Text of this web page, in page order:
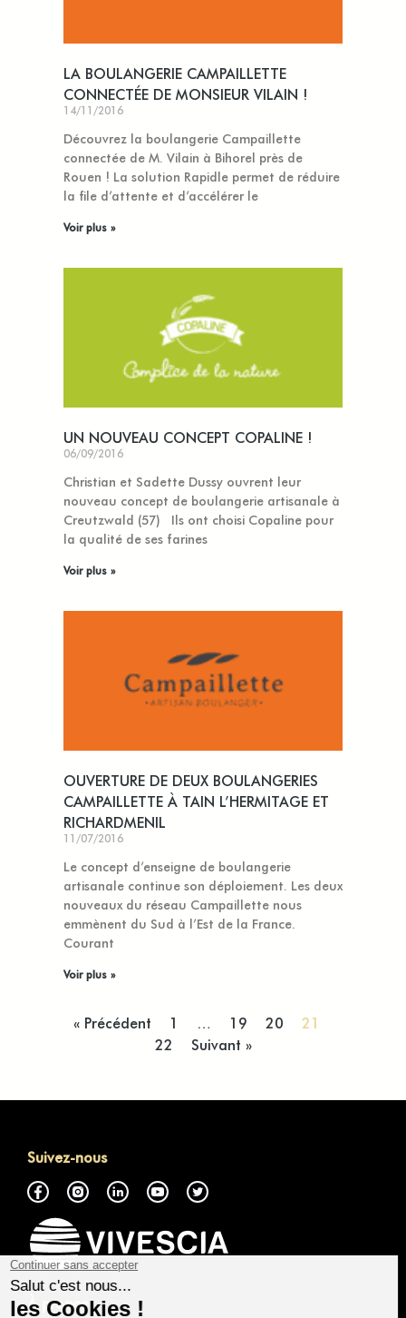
LA BOULANGERIE CAMPAILLETTE
CONNECTÉE DE MONSIEUR VILAIN !
14/11/2016
Découvrez la boulangerie Campaillette
connectée de M. Vilain à Bihorel près de
Rouen ! La solution Rapidle permet de réduire
la file d’attente et d’accélérer le
Voir plus »
UN NOUVEAU CONCEPT COPALINE !
06/09/2016
Christian et Sadette Dussy ouvrent leur
nouveau concept de boulangerie artisanale à
Creutzwald (57) Ils ont choisi Copaline pour
la qualité de ses farines
Voir plus »
OUVERTURE DE DEUX BOULANGERIES
CAMPAILLETTE À TAIN L’HERMITAGE ET
RICHARDMENIL
11/07/2016
Le concept d’enseigne de boulangerie
artisanale continue son déploiement. Les deux
nouveaux du réseau Campaillette nous
emmènent du Sud à l’Est de la France.
Courant
Voir plus »
« Précédent 1 … 19 20
21
22
Suivant »
Suivez-nous
À propos